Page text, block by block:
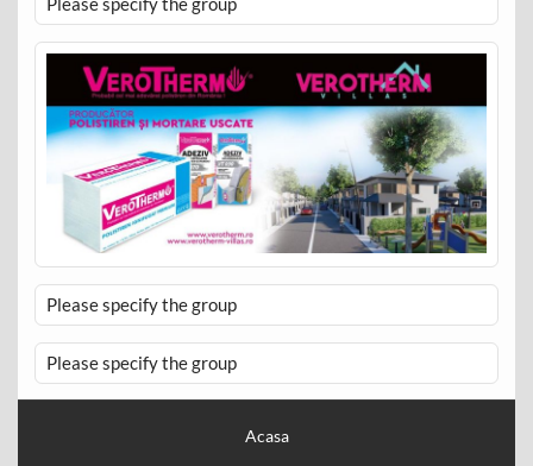
Please specify the group
Please specify the group
Acasa